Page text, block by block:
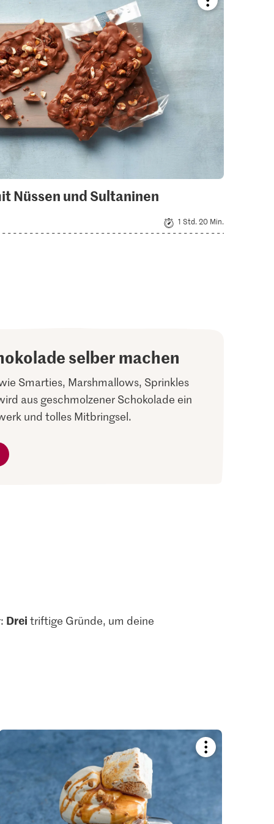
Bookmark
recipe
Nüssen und Sultaninen
1 Std. 20 Min.
selber machen
Smarties, Marshmallows, Sprinkles
aus geschmolzener Schokolade ein
und tolles Mitbringsel.
Drei triftige Gründe, um deine
Bookmark
recipe